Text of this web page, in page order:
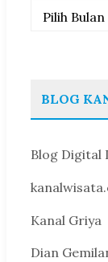
Arsip
BLOG
Blog Digital
Kanal Griya
Dian